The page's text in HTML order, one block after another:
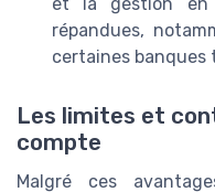
répandues,
certaines banques
Les limites et
compte
Malgré ces